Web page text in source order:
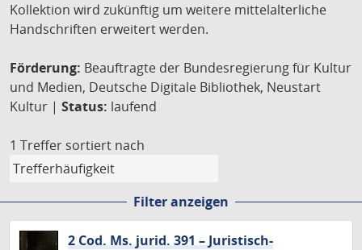
Kollektion wird zukünftig um weitere mittelalterliche
Handschriften erweitert werden.
Förderung: Beauftragte der Bundesregierung für Kultur
und Medien, Deutsche Digitale Bibliothek, Neustart
Kultur | Status: laufend
1 Treffer sortiert nach
Filter anzeigen
2 Cod. Ms. jurid. 391 – Juristisch-